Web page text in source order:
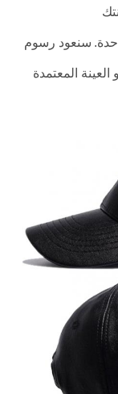
سنعود رسوم